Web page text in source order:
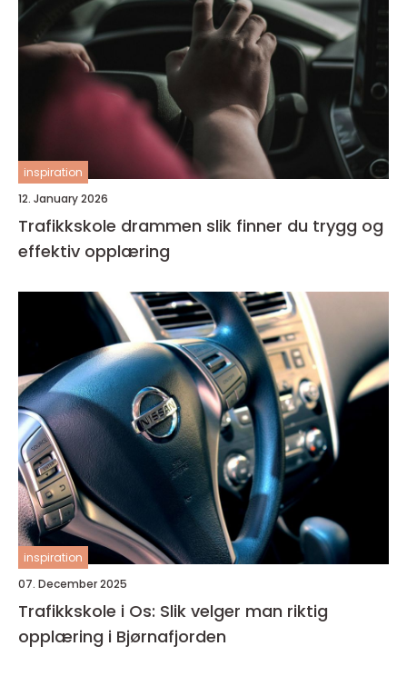
inspiration
12. January 2026
Trafikkskole drammen slik finner du trygg og
effektiv opplæring
inspiration
07. December 2025
Trafikkskole i Os: Slik velger man riktig
opplæring i Bjørnafjorden